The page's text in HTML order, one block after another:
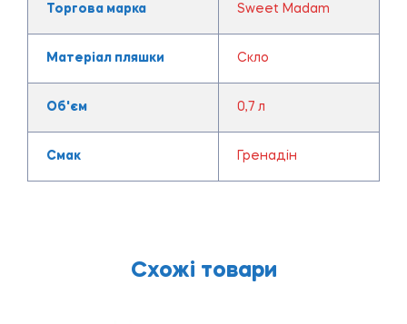
Торгова марка Sweet Madam
Матеріал пляшки Скло
Об'єм 0,7 л
Смак Гренадін
Схожі товари